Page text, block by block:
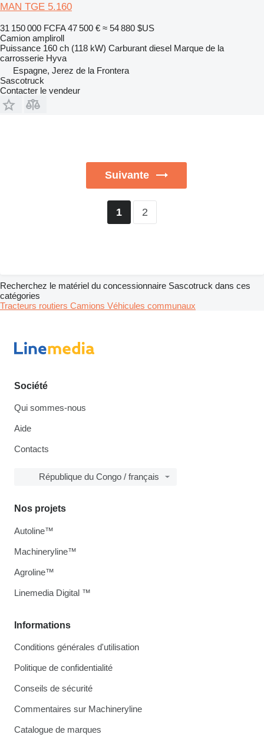
MAN TGE 5.160
31 150 000 FCFA 47 500 € ≈ 54 880 $US
Camion ampliroll
Puissance 160 ch (118 kW) Carburant diesel Marque de la
carrosserie Hyva
Espagne, Jerez de la Frontera
Sascotruck
Contacter le vendeur
Suivante
1 2
Recherchez le matériel du concessionnaire Sascotruck dans ces
catégories
Tracteurs routiers Camions Véhicules communaux
Société
Qui sommes-nous
Aide
Contacts
République du Congo / français
Informations
Conditions générales d'utilisation
Politique de confidentialité
Conseils de sécurité
Commentaires sur Machineryline
Catalogue de marques
Nos projets
Autoline™
Machineryline™
Agroline™
Linemedia Digital ™